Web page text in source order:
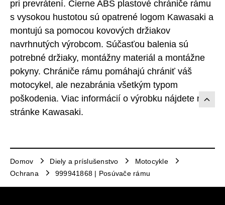
pri prevrátení. Čierne ABS plastové chrániče rámu
s vysokou hustotou sú opatrené logom Kawasaki a
montujú sa pomocou kovových držiakov
navrhnutých výrobcom. Súčasťou balenia sú
potrebné držiaky, montážny materiál a montážne
pokyny. Chrániče rámu pomáhajú chrániť váš
motocykel, ale nezabránia všetkým typom
poškodenia. Viac informácií o výrobku nájdete na
stránke Kawasaki.
Domov Diely a príslušenstvo
Motocykle
Ochrana
999941868 | Posúvače rámu